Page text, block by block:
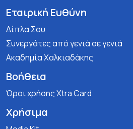
Εταιρική Ευθύνη
Δίπλα Σου
Συνεργάτες από γενιά σε γενιά
Ακαδημία Χαλκιαδάκης
Βοήθεια
Όροι χρήσης Xtra Card
Χρήσιμα